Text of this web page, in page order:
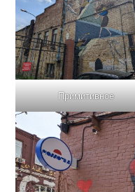
Примитивное